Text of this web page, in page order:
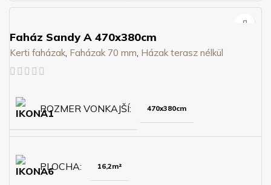
Faház Sandy A 470x380cm
Kerti faházak Faházak 70 mm Házak terasz nélkül
ROZMER VONKAJŠÍ 470x380cm
PLOCHA 16,2m²